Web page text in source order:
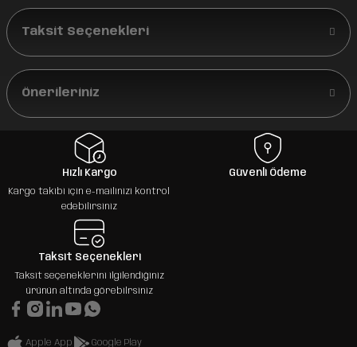
Taksit Seçenekleri
Önerileriniz
Hızlı Kargo
Kargo takibi için e-mailinizi kontrol
edebilirsiniz
Güvenli Ödeme
Taksit Seçenekleri
Taksit seçeneklerini ilgilendiğiniz
ürünün altında görebilrsiniz
Apple App Google Play